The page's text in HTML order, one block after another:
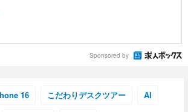
Sponsored by
16 こだわりデスクツアー AI